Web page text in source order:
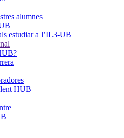
alumnes
estudiar a l’IL3-UB
HUB